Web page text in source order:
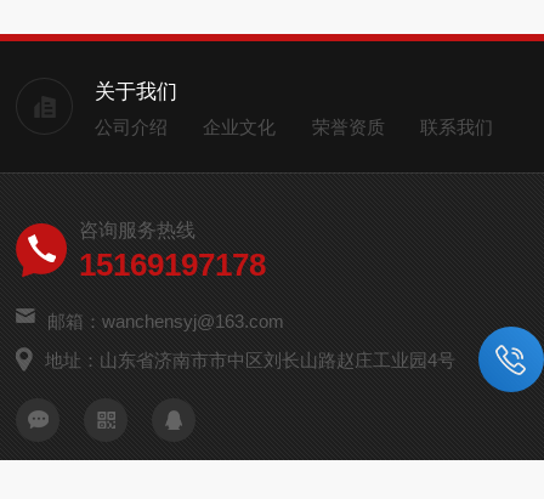
关于我们
公司介绍 企业文化 荣誉资质 联系我们
咨询服务热线
15169197178
邮箱：wanchensyj@163.com
地址：山东省济南市市中区刘长山路赵庄工业园4号